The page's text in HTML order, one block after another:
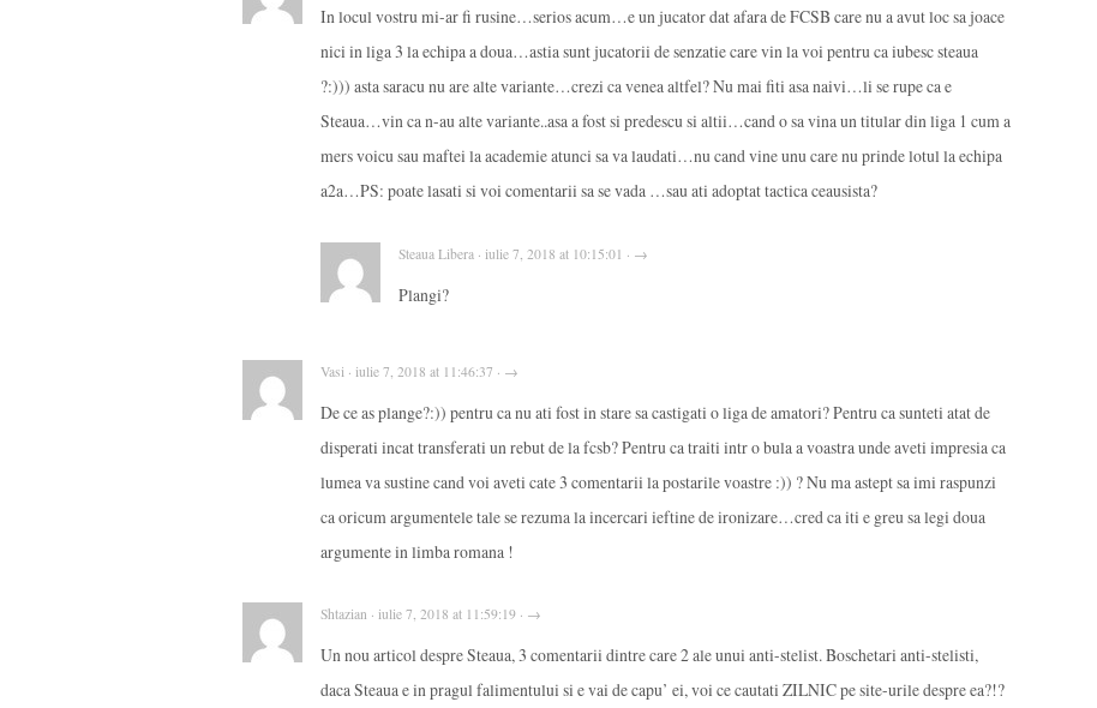
In locul vostru mi-ar fi rusine…serios acum…e un jucator dat afara de FCSB care nu a avut loc sa joace
nici in liga 3 la echipa a doua…astia sunt jucatorii de senzatie care vin la voi pentru ca iubesc steaua
?:))) asta saracu nu are alte variante…crezi ca venea altfel? Nu mai fiti asa naivi…li se rupe ca e
Steaua…vin ca n-au alte variante..asa a fost si predescu si altii…cand o sa vina un titular din liga 1 cum a
mers voicu sau maftei la academie atunci sa va laudati…nu cand vine unu care nu prinde lotul la echipa
a2a…PS: poate lasati si voi comentarii sa se vada …sau ati adoptat tactica ceausista?
Steaua Libera · iulie 7, 2018 at 10:15:01 · →
Plangi?
Vasi · iulie 7, 2018 at 11:46:37 · →
De ce as plange?:)) pentru ca nu ati fost in stare sa castigati o liga de amatori? Pentru ca sunteti atat de
disperati incat transferati un rebut de la fcsb? Pentru ca traiti intr o bula a voastra unde aveti impresia ca
lumea va sustine cand voi aveti cate 3 comentarii la postarile voastre :)) ? Nu ma astept sa imi raspunzi
ca oricum argumentele tale se rezuma la incercari ieftine de ironizare…cred ca iti e greu sa legi doua
argumente in limba romana !
Shtazian · iulie 7, 2018 at 11:59:19 · →
Un nou articol despre Steaua, 3 comentarii dintre care 2 ale unui anti-stelist. Boschetari anti-stelisti,
daca Steaua e in pragul falimentului si e vai de capu’ ei, voi ce cautati ZILNIC pe site-urile despre ea?!?